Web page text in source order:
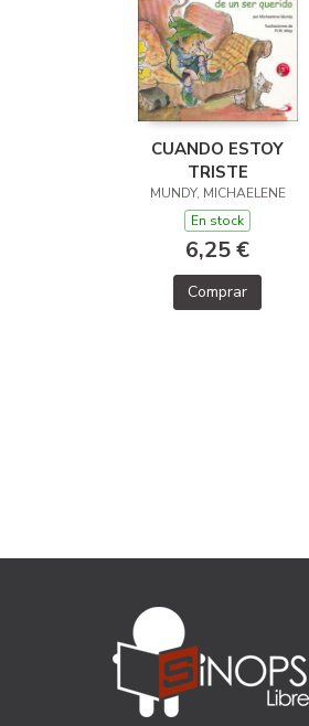
CUANDO ESTOY
TRISTE
MUNDY, MICHAELENE
En stock
6,25 €
Comprar